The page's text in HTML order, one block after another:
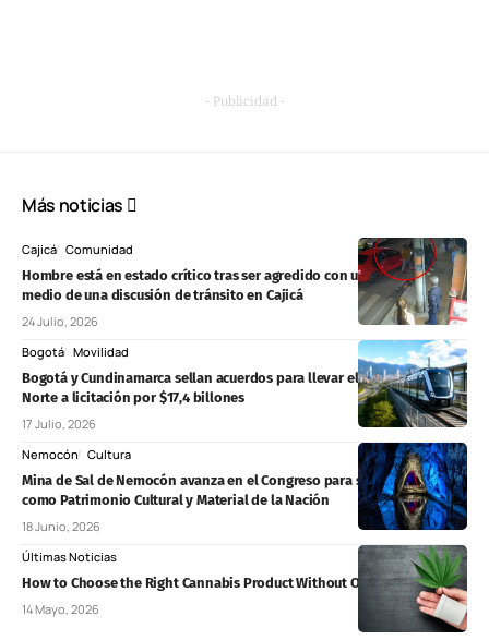
- Publicidad -
Más noticias
Cajicá Comunidad
Hombre está en estado crítico tras ser agredido con una varilla en
medio de una discusión de tránsito en Cajicá
24 Julio, 2026
Bogotá Movilidad
Bogotá y Cundinamarca sellan acuerdos para llevar el Regiotram del
Norte a licitación por $17,4 billones
17 Julio, 2026
Nemocón Cultura
Mina de Sal de Nemocón avanza en el Congreso para ser reconocida
como Patrimonio Cultural y Material de la Nación
18 Junio, 2026
Últimas Noticias
How to Choose the Right Cannabis Product Without Overthinking It
14 Mayo, 2026